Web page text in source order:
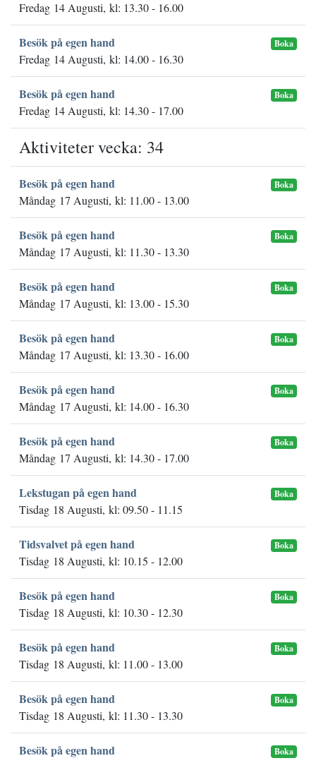
Fredag 14 Augusti, kl: 13.30 - 16.00
Besök på egen hand Boka
Fredag 14 Augusti, kl: 14.00 - 16.30
Besök på egen hand Boka
Fredag 14 Augusti, kl: 14.30 - 17.00
Aktiviteter vecka: 34
Besök på egen hand Boka
Måndag 17 Augusti, kl: 11.00 - 13.00
Besök på egen hand Boka
Måndag 17 Augusti, kl: 11.30 - 13.30
Besök på egen hand Boka
Måndag 17 Augusti, kl: 13.00 - 15.30
Besök på egen hand Boka
Måndag 17 Augusti, kl: 13.30 - 16.00
Besök på egen hand Boka
Måndag 17 Augusti, kl: 14.00 - 16.30
Besök på egen hand Boka
Måndag 17 Augusti, kl: 14.30 - 17.00
Lekstugan på egen hand Boka
Tisdag 18 Augusti, kl: 09.50 - 11.15
Tidsvalvet på egen hand Boka
Tisdag 18 Augusti, kl: 10.15 - 12.00
Besök på egen hand Boka
Tisdag 18 Augusti, kl: 10.30 - 12.30
Besök på egen hand Boka
Tisdag 18 Augusti, kl: 11.00 - 13.00
Besök på egen hand Boka
Tisdag 18 Augusti, kl: 11.30 - 13.30
Besök på egen hand Boka